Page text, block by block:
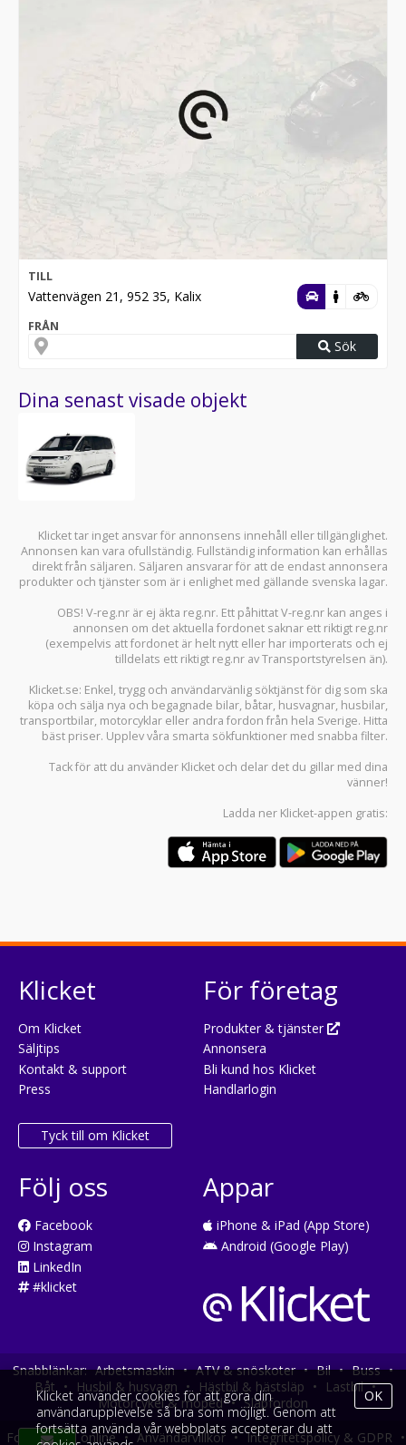
TILL
Vattenvägen 21, 952 35, Kalix
FRÅN
Sök
Dina senast visade objekt
Klicket tar inget ansvar för annonsens innehåll eller tillgänglighet.
Annonsen kan vara ofullständig. Fullständig information kan erhållas
direkt från säljaren. Säljaren ansvarar för att de endast annonsera
produkter och tjänster som är i enlighet med gällande svenska lagar.
OBS! V-reg.nr är ej äkta reg.nr. Ett påhittat V-reg.nr kan anges i
annonsen om det aktuella fordonet saknar ett riktigt reg.nr
(exempelvis att fordonet är helt nytt eller har importerats och ej
tilldelats ett riktigt reg.nr av Transportstyrelsen än).
Klicket.se: Enkel, trygg och användarvänlig söktjänst för dig som ska
köpa och sälja nya och begagnade bilar, båtar, husvagnar, husbilar,
transportbilar, motorcyklar eller andra fordon från hela Sverige. Hitta
bäst priser. Upplev våra smarta sökfunktioner med snabba filter.
Tack för att du använder Klicket och delar det du gillar med dina
vänner!
Ladda ner Klicket-appen gratis:
Klicket
Om Klicket
Säljtips
Kontakt & support
Press
Tyck till om Klicket
För företag
Produkter & tjänster
Annonsera
Bli kund hos Klicket
Handlarlogin
Följ oss
Facebook
Instagram
LinkedIn
#klicket
Appar
iPhone & iPad (App Store)
Android (Google Play)
Snabblänkar: Arbetsmaskin • ATV & snöskoter • Bil • Buss •
Båt • Husbil & husvagn • Hästbil & hästsläp • Lastbil •
Motorcykel & moped • Släpfordon
Fordonsköp online • Användarvillkor • Integritetspolicy & GDPR •
Klicket använder cookies för att göra din
användarupplevelse så bra som möjligt. Genom att
fortsätta använda vår webbplats accepterar du att
OK